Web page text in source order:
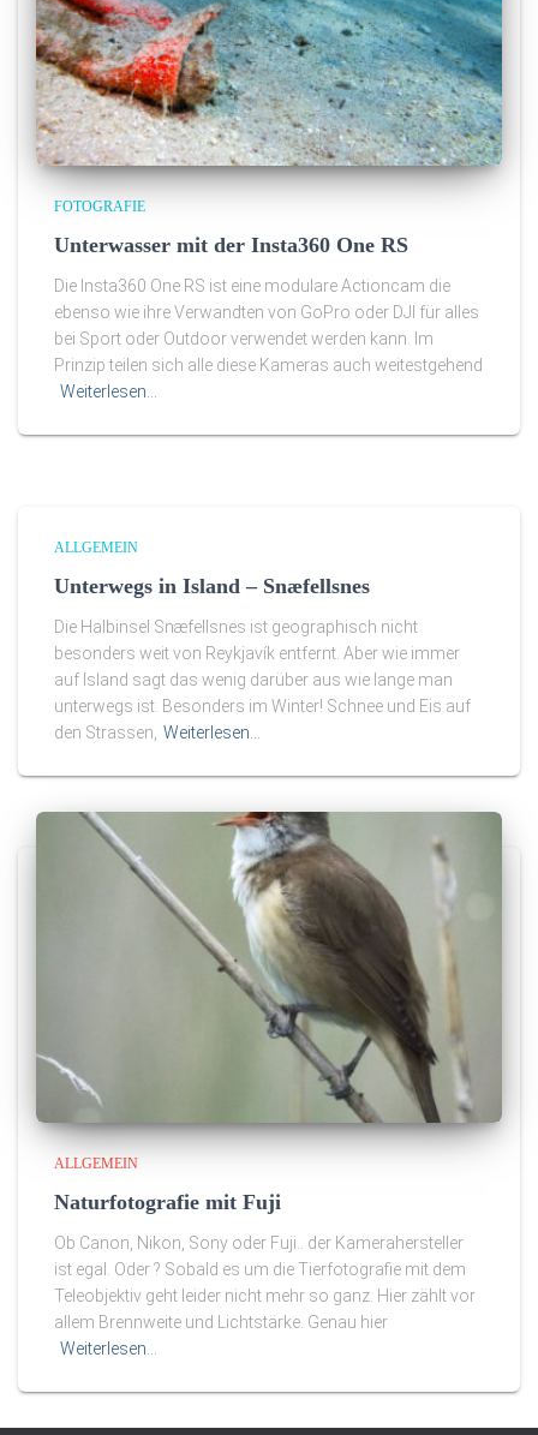
FOTOGRAFIE
Unterwasser mit der Insta360 One RS
Die Insta360 One RS ist eine modulare Actioncam die
ebenso wie ihre Verwandten von GoPro oder DJI für alles
bei Sport oder Outdoor verwendet werden kann. Im
Prinzip teilen sich alle diese Kameras auch weitestgehend
Weiterlesen…
ALLGEMEIN
Unterwegs in Island – Snæfellsnes
Die Halbinsel Snæfellsnes ist geographisch nicht
besonders weit von Reykjavík entfernt. Aber wie immer
auf Island sagt das wenig darüber aus wie lange man
unterwegs ist. Besonders im Winter! Schnee und Eis auf
den Strassen, Weiterlesen…
ALLGEMEIN
Naturfotografie mit Fuji
Ob Canon, Nikon, Sony oder Fuji.. der Kamerahersteller
ist egal. Oder ? Sobald es um die Tierfotografie mit dem
Teleobjektiv geht leider nicht mehr so ganz. Hier zählt vor
allem Brennweite und Lichtstärke. Genau hier
Weiterlesen…